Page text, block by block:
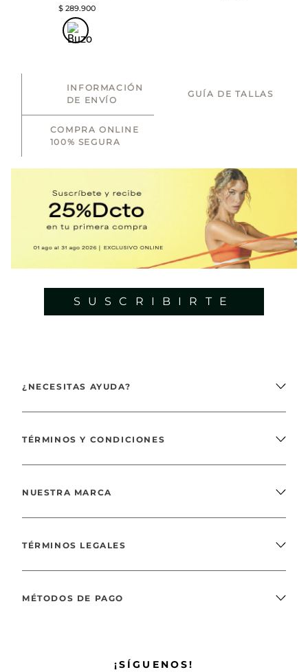
$ 289.900
INFORMACIÓN
DE ENVÍO
GUÍA DE TALLAS
COMPRA ONLINE
100% SEGURA
SUSCRIBIRTE
¿NECESITAS AYUDA?
TÉRMINOS Y CONDICIONES
NUESTRA MARCA
TÉRMINOS LEGALES
MÉTODOS DE PAGO
¡SÍGUENOS!